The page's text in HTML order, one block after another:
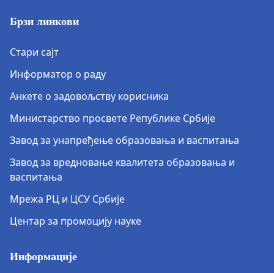
Брзи линкови
Стари сајт
Информатор о раду
Анкете о задовољству корисника
Министарство просвете Републике Србије
Завод за унапређење образовања и васпитања
Завод за вредновање квалитета образовања и
васпитања
Мрежа РЦ и ЦСУ Србије
Центар за промоцију науке
Информације